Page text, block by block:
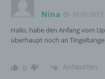
Nina 16.05.2015
Hallo, habe den Anfang vom
überhaupt noch an
0 Antworten
kann über die
Durch den Einsatz von
möglich wären.